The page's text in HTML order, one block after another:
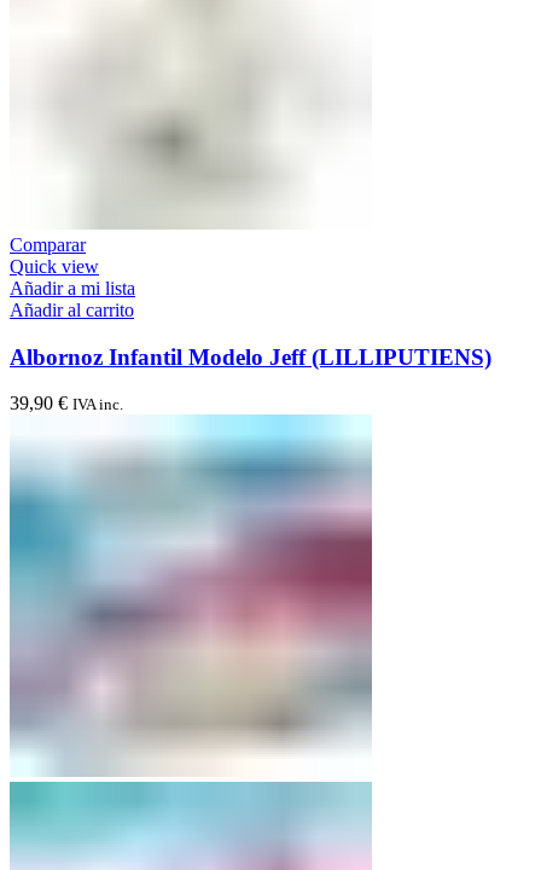
Comparar
Quick view
Añadir a mi lista
Añadir al carrito
Albornoz Infantil Modelo Jeff (LILLIPUTIENS)
39,90 € IVA inc.